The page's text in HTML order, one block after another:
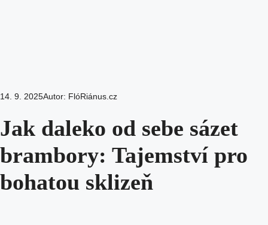
14. 9. 2025Autor: FlóRiánus.cz
Jak daleko od sebe sázet
brambory: Tajemství pro
bohatou sklizeň